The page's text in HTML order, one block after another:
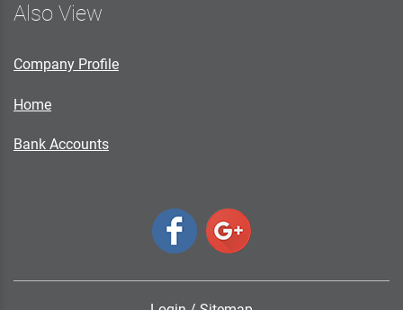
Also View
Company Profile
Home
Bank Accounts